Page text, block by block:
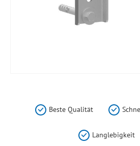
Beste Qualität
Langlebigkeit